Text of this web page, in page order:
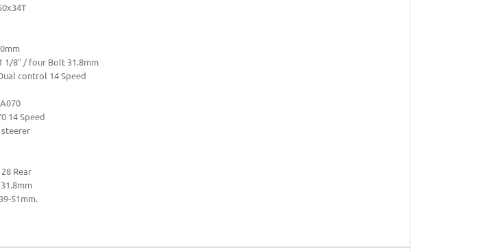
1/8″ / four Bolt 31.8mm
control 14 Speed
14 Speed
Rear
51mm.